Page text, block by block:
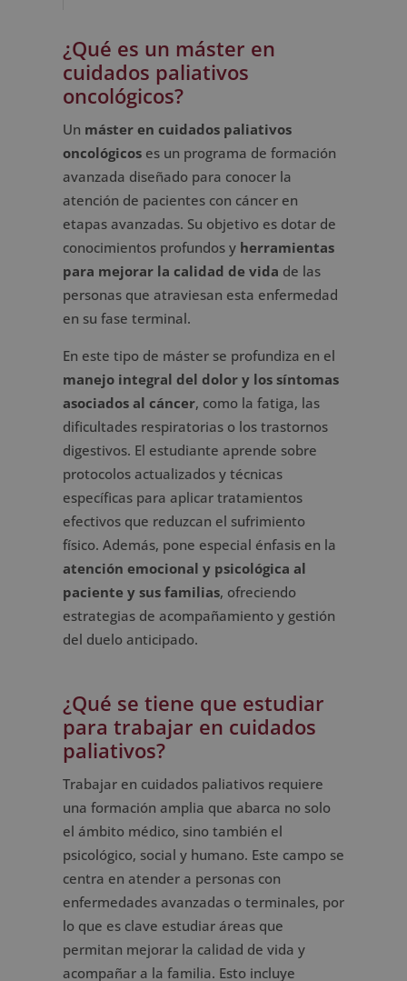
¿Qué es un máster en
cuidados paliativos
oncológicos?
Un máster en cuidados paliativos
oncológicoses un programa de formación
avanzada diseñado para conocer la
atención de pacientes con cáncer en
etapas avanzadas. Su objetivo es dotar de
conocimientos profundos y herramientas
para mejorar la calidad de vida de las
personas que atraviesan esta enfermedad
en su fase terminal.
En este tipo de máster se profundiza en el
manejo integral del dolor y los síntomas
asociados al cáncer, como la fatiga, las
dificultades respiratorias o los trastornos
digestivos. El estudiante aprende sobre
protocolos actualizados y técnicas
específicas para aplicar tratamientos
efectivos que reduzcan el sufrimiento
físico. Además, pone especial énfasis en la
atención emocional y psicológica al
paciente y sus familias, ofreciendo
estrategias de acompañamiento y gestión
del duelo anticipado.
¿Qué se tiene que estudiar
para trabajar en cuidados
paliativos?
Trabajar en cuidados paliativos requiere
una formación amplia que abarca no solo
el ámbito médico, sino también el
psicológico, social y humano. Este campo se
centra en atender a personas con
enfermedades avanzadas o terminales, por
lo que es clave estudiar áreas que
permitan mejorar la calidad de vida y
acompañar a la familia. Esto incluye